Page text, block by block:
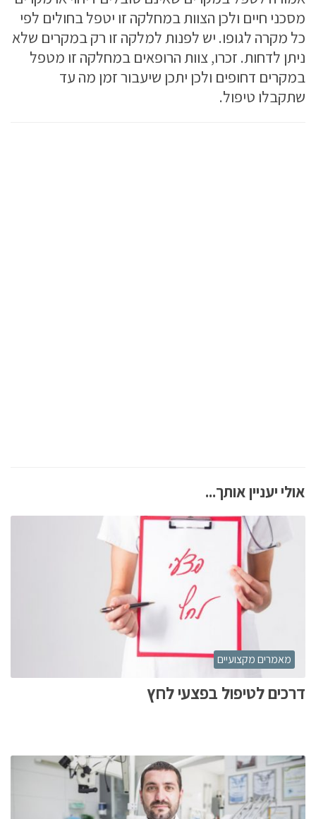
מסכני חיים ולכן הצוות במחלקה זו יטפל בחולים לפי
כל מקרה לגופו. יש לפנות למלקה זו רק במקרים שלא
ניתן לדחות. זכרו, צוות הרופאים במחלקה זו מטפל
במקרים דחופים ולכן יתכן שיעבור זמן מה עד
שתקבלו טיפול.
אולי יעניין אותך...
מאמרים מקצועיים
דרכים לטיפול בפצעי לחץ